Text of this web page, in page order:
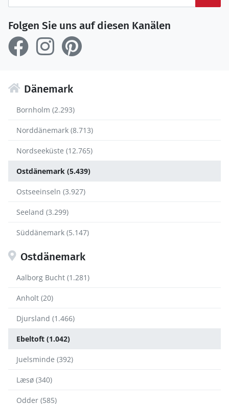
Folgen Sie uns auf diesen Kanälen
Dänemark
Bornholm (2.293)
Norddänemark (8.713)
Nordseeküste (12.765)
Ostdänemark (5.439)
Ostseeinseln (3.927)
Seeland (3.299)
Süddänemark (5.147)
Ostdänemark
Aalborg Bucht (1.281)
Anholt (20)
Djursland (1.466)
Ebeltoft (1.042)
Juelsminde (392)
Læsø (340)
Odder (585)